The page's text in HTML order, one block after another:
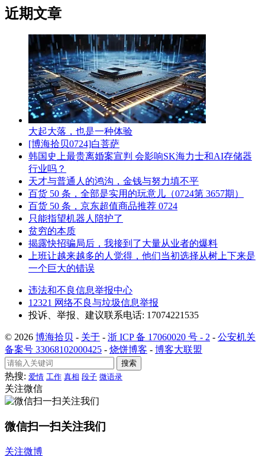
近期文章
大起大落，也是一种体验
[博海拾贝0724]白菩萨
韩国史上最贵离婚案宣判 会影响SK海力士和AI存储器
行业吗？
天才与普通人的鸿沟，金钱与努力填不平
百货 50 条，全部是实用的玩意儿（0724第 3657期）
百货 50 条，京东超值商品推荐 0724
只能指望机器人陪护了
贫穷的本质
揭露快招骗局后，我接到了大量从业者的爆料
上班让越来越多的人觉得，他们当初选择从树上下来是
一个巨大的错误
违法和不良信息举报中心
12321 网络不良与垃圾信息举报
投诉、举报、建议联系电话: 17074221535
© 2026 博海拾贝 - 关于 - 浙 ICP 备 17060020 号 - 2 - 公安机关
备案号 33068102000425 - 烧饼博客 - 博客大联盟
搜索
热搜: 爱情 工作 真相 段子 微语录
关注微信
微信扫一扫关注我们
关注微博